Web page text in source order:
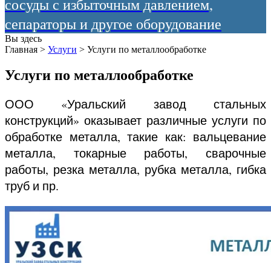
сосуды с избыточным давлением,
сепараторы и другое оборудование
Вы здесь
Главная > Услуги > Услуги по металлообработке
Услуги по металлообработке
ООО «Уральский завод стальных
конструкций» оказывает различные услуги по
обработке металла, такие как: вальцевание
металла, токарные работы, сварочные
работы, резка металла, рубка металла, гибка
труб и пр.